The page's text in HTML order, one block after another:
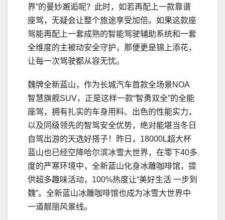
界”的曼妙邂逅呢？此时，如若再配上一款靠谱
座驾，无疑会让整个旅途享受加倍。如果这款座
驾能再配上一套成熟的智能驾驶辅助系统和一套
全维度的主被动安全守护，那便更是锦上添花，
让每一次驾驶都从容无忧。
魏牌全新蓝山，作为长城汽车首款全场景NOA
智慧旗舰SUV，正是这样一款“智勇双全”的全能
座驾，拥有扎实的车身用料、出色的性能实力，
以及同级领先的智驾安全优势，绝对能堪当冬日
自驾出游的天选好搭子！昨日，18000L超大杯
蓝山也已经空降哈尔滨冰雪大世界，在零下40多
度的严寒环境中，全新蓝山化身冰雕咖啡馆，提
供超多趣味活动，100%热度让“美好生活 一步到
魏”。全新蓝山冰雕咖啡馆也成为冰雪大世界中
一道靓丽风景线。